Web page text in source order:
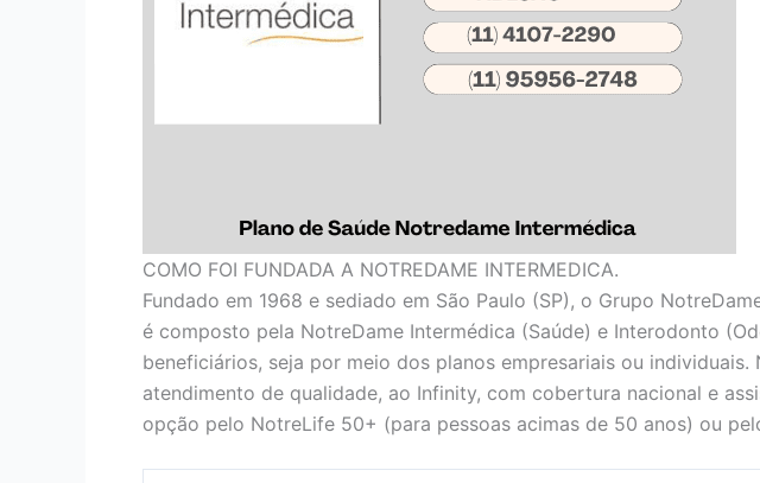
COMO FOI FUNDADA A NOTREDAME INTERMEDICA.
Fundado em 1968 e sediado em São Paulo (SP), o Grupo
é composto pela NotreDame Intermédica (Saúde) e Interodonto
beneficiários, seja por meio dos planos empresariais ou
atendimento de qualidade, ao Infinity, com cobertura nacional e
opção pelo NotreLife 50+ (para pessoas acimas de 50 anos) ou